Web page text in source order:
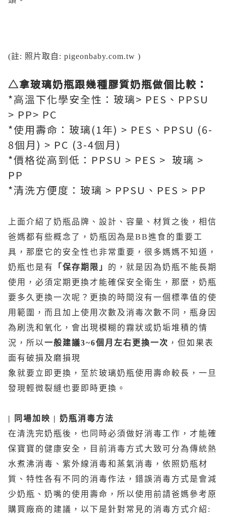
(註: 照片取自: pigeonbaby.com.tw )
△拿玻璃奶瓶跟幾種膠質奶瓶做個比較：
*高溫下化學安全性：玻璃> PES、PPSU
> PP> PC
*使用壽命：玻璃(1年) > PES、PPSU (6-
8個月) > PC (3-4個月)
*價格從高到低：PPSU > PES > 玻璃 >
PP
*清洗方便度：玻璃 > PPSU、PES > PP
上面介紹了奶瓶品牌、設計、容量、材質之後，相信
爸媽都有些概念了，奶瓶因為是BB進食的重要工
具，那麼它的安全性也非常重要，很多媽媽不知道，
奶瓶也是有
「保存期限」 的，就是因為奶瓶不能長期
使用，必須定期更換才能確保安全衛生，那麼，奶瓶
要多久更換一次呢？更換的時間沒有一個標準值的使
用範圍，而且加上使用次數及消毒次數不同，瓶身因
為刷洗和氧化，會出現模糊的霧狀或奶垢堆積的情
況，所以一般建議3~6個月左右更換一次 ，但如果表
面有破損及磨損現
象就要立即更換，至於玻璃奶瓶使用壽命較長，一旦
發現輕微裂縫也要即時更換。
| 同場加映 | 奶瓶消毒方法
在清洗完奶瓶後，也同時必須做好消毒工作，才能確
保寶寶的健康安全，目前消毒方式大致可分為傳統熱
水煮沸消毒、紫外線消毒和蒸氣消毒，依照奶瓶材
質、特性各有不同的消毒作法，錯誤消毒方式是會減
少奶瓶、奶嘴的使用壽命，所以使用前請爸媽參考原
購買廠商的建議，以下是針對常見的消毒方式介紹: